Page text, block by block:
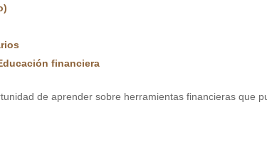
financiera
de aprender sobre herramientas financieras que